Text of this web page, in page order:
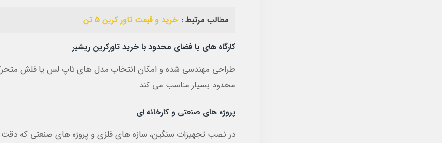
مطالب مرتبط : خرید و قیمت تاور کرین 5 تن
کارگاه های با فضای محدود با خرید تاورکرین ریشیر
طراحی مهندسی شده و امکان انتخاب مدل های تاپ لس یا فلش
محدود بسیار مناسب می کند.
پروژه های صنعتی و کارخانه ای
در نصب تجهیزات سنگین، سازه های فلزی و پروژه های صنعتی که دقت و